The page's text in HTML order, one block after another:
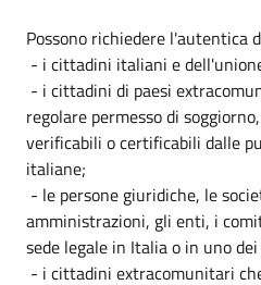
Possono richiedere l'autentica
- i cittadini italiani e
- i cittadini di paesi
regolare permesso di
verificabili o certificabili dalle
italiane;
- le persone giuridiche, le
amministrazioni, gli enti, i
sede legale in Italia o in uno
- i cittadini extracomunitari